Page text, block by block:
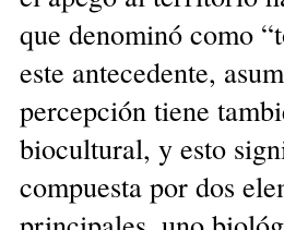
que denominó como
este antecedente,
percepción tiene
biocultural, y esto
compuesta por dos